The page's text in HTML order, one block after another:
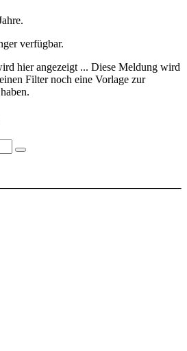
verfügbar.
hier angezeigt ... Diese Meldung wird
Filter noch eine Vorlage zur